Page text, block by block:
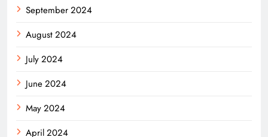
September 2024
August 2024
July 2024
June 2024
May 2024
April 2024